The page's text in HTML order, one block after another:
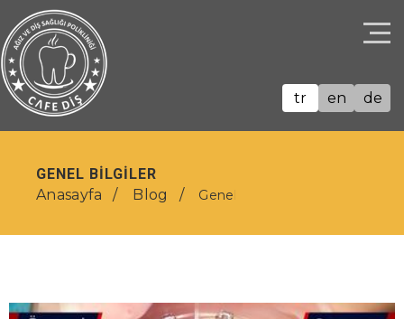
tr en de
GENEL BILGILER
Anasayfa
Blog Genel Bilgiler